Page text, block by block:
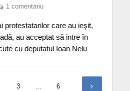
1 comentariu
protestatarilor care au ieşit,
au acceptat să intre în
cu deputatul Ioan Nelu
3 … 6